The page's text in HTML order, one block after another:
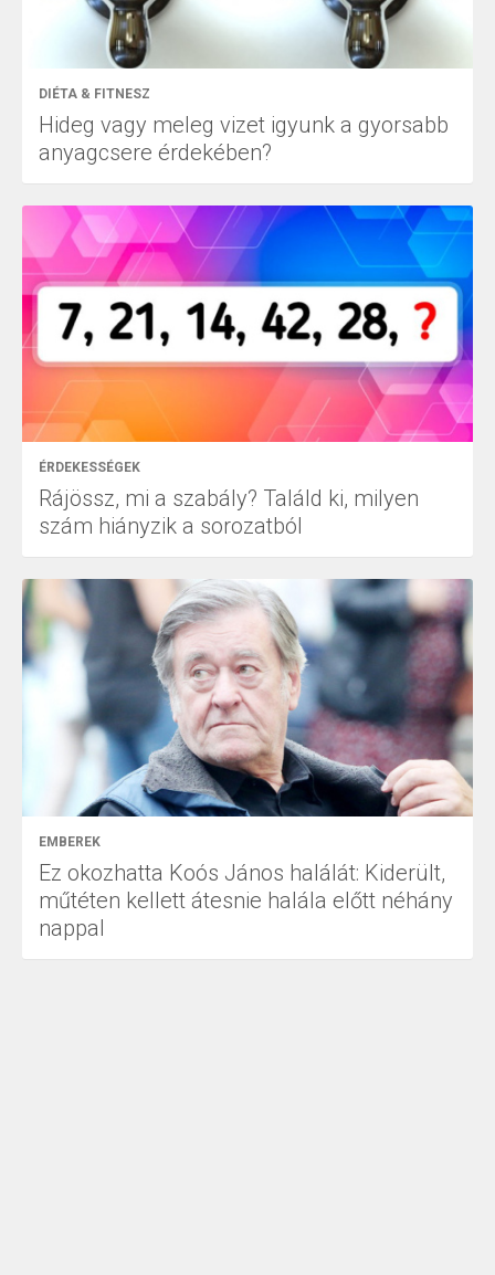
DIÉTA & FITNESZ
Hideg vagy meleg vizet igyunk a gyorsabb
anyagcsere érdekében?
ÉRDEKESSÉGEK
Rájössz, mi a szabály? Találd ki, milyen
szám hiányzik a sorozatból
EMBEREK
Ez okozhatta Koós János halálát: Kiderült,
műtéten kellett átesnie halála előtt néhány
nappal